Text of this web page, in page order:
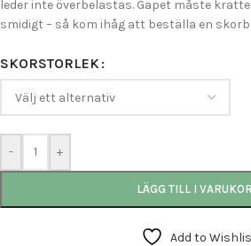
leder inte överbelastas. Gapet måste
smidigt – så kom ihåg att beställa en
SKORSTORLEK
- +
LÄGG TILL I
Add to